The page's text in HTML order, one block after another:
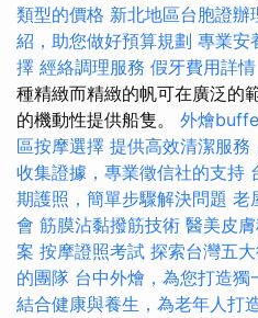
類型的價格 新北地區台胞證辦
紹，助您做好預算規劃 專業安
擇 經絡調理服務 假牙費用詳
種精緻而精緻的帆可在廣泛的
的機動性提供船隻。 外燴
區按摩選擇 提供高效清潔服務
收集證據，專業徵信社的支持
期護照，簡單步驟解決問題 老
會 筋膜沾黏撥筋技術 醫美皮
案 按摩證照考試 探索台灣五
的團隊 台中外燴，為您打造獨
結合健康與養生，為老年人打